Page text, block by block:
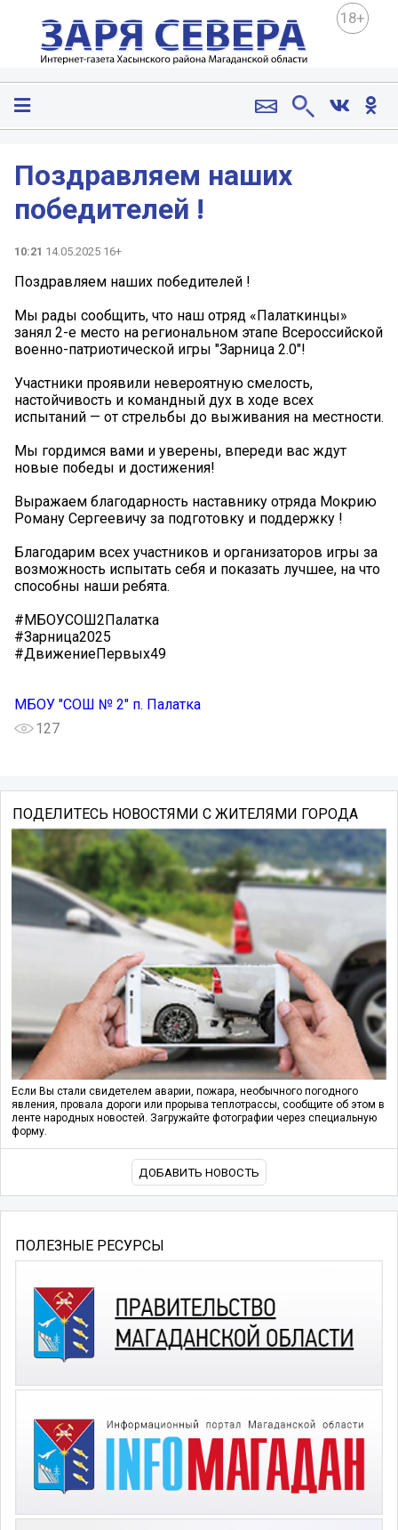
18+
Поздравляем наших
победителей !
10:21 14.05.2025 16+
Поздравляем наших победителей !
Мы рады сообщить, что наш отряд «Палаткинцы»
занял 2-е место на региональном этапе Всероссийской
военно-патриотической игры "Зарница 2.0"!
Участники проявили невероятную смелость,
настойчивость и командный дух в ходе всех
испытаний — от стрельбы до выживания на местности.
Мы гордимся вами и уверены, впереди вас ждут
новые победы и достижения!
Выражаем благодарность наставнику отряда Мокрию
Роману Сергеевичу за подготовку и поддержку !
Благодарим всех участников и организаторов игры за
возможность испытать себя и показать лучшее, на что
способны наши ребята.
#МБОУСОШ2Палатка
#Зарница2025
#ДвижениеПервых49
МБОУ "СОШ № 2" п. Палатка
127
ПОДЕЛИТЕСЬ НОВОСТЯМИ С ЖИТЕЛЯМИ ГОРОДА
Если Вы стали свидетелем аварии, пожара, необычного погодного
явления, провала дороги или прорыва теплотрассы, сообщите об этом в
ленте народных новостей. Загружайте фотографии через специальную
форму.
ДОБАВИТЬ НОВОСТЬ
ПОЛЕЗНЫЕ РЕСУРСЫ